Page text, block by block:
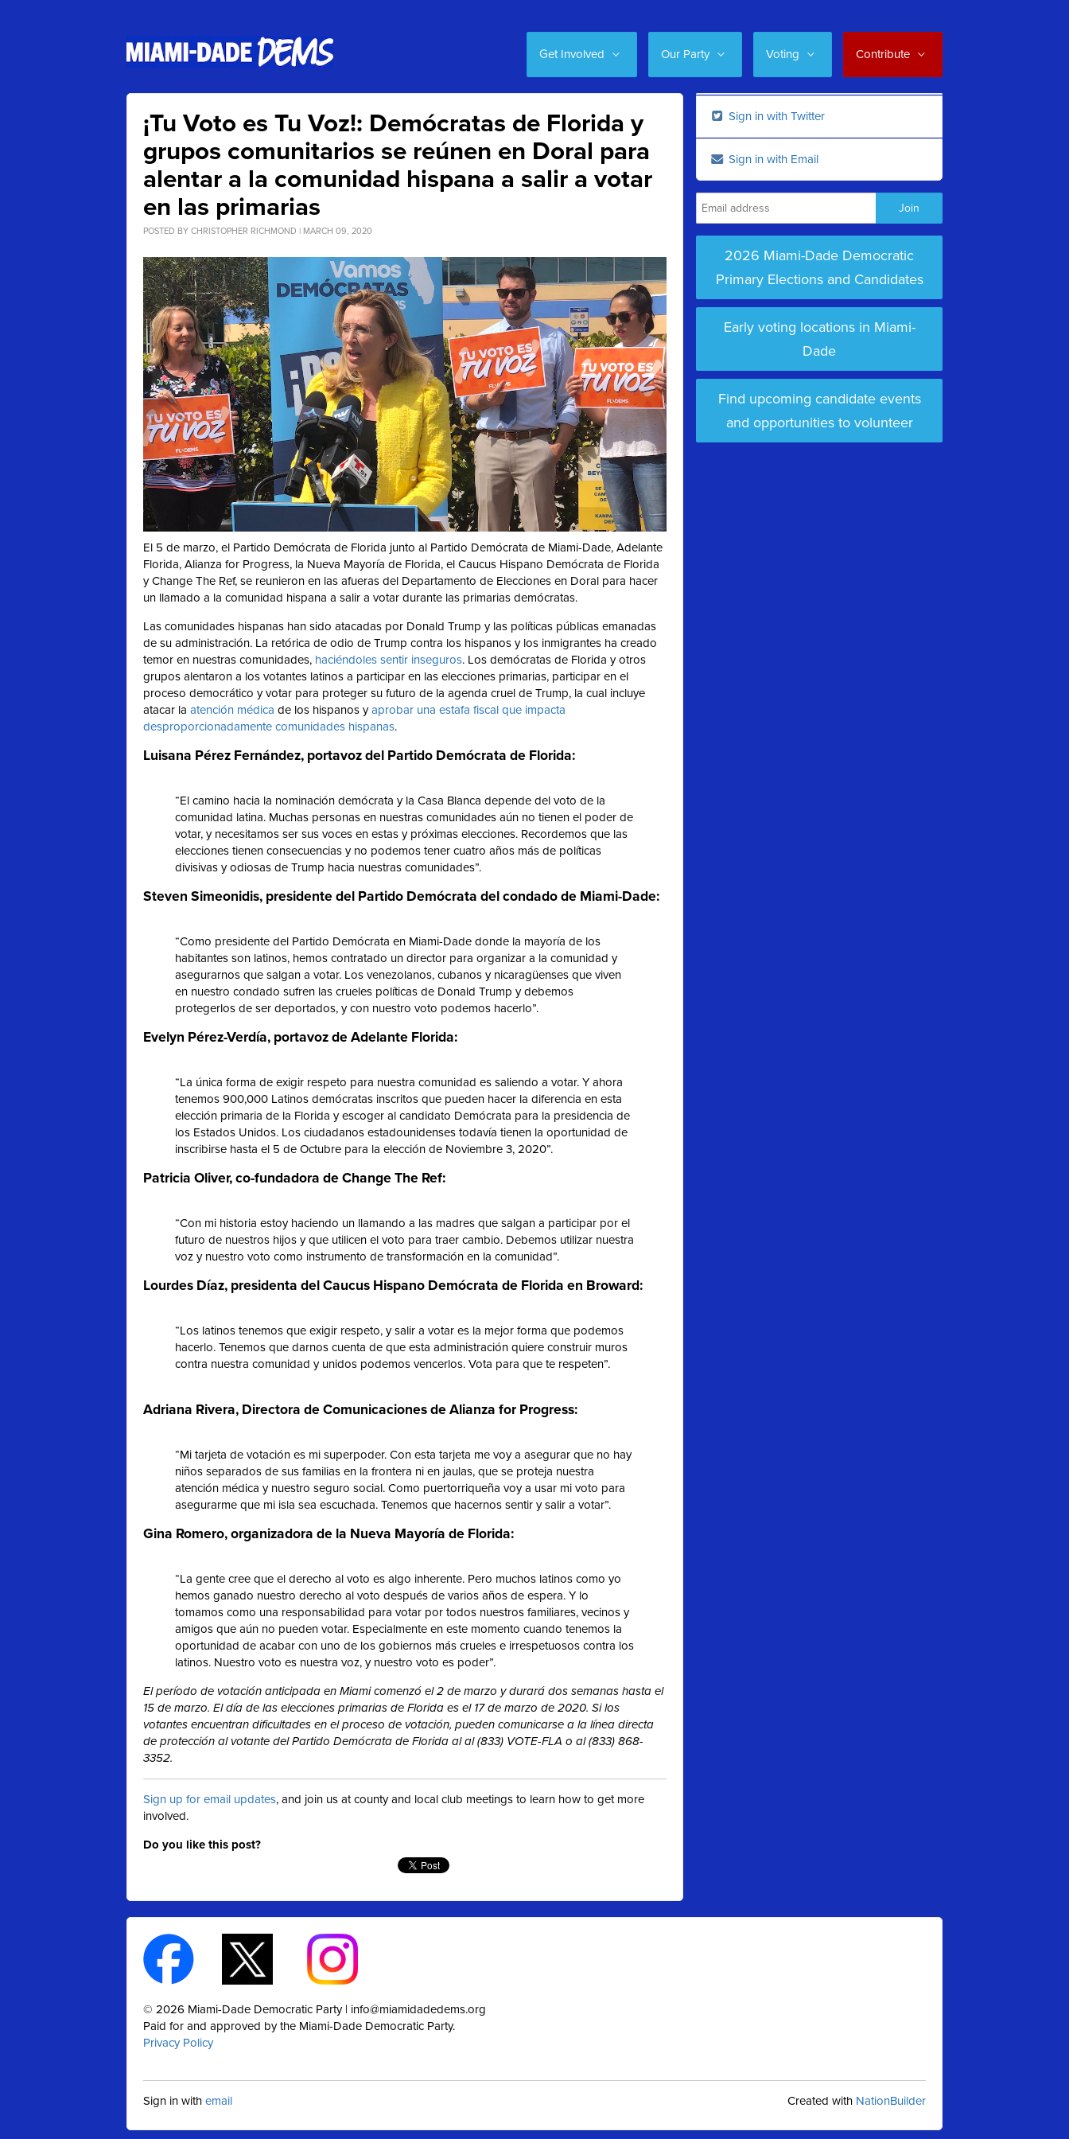
Get Involved Our Party Voting Contribute
¡Tu Voto es Tu Voz!: Demócratas de Florida y
grupos comunitarios se reúnen en Doral para
alentar a la comunidad hispana a salir a votar
en las primarias
POSTED BY CHRISTOPHER RICHMOND | MARCH 09, 2020
El 5 de marzo, el Partido Demócrata de Florida junto al Partido Demócrata de Miami-Dade, Adelante
Florida, Alianza for Progress, la Nueva Mayoría de Florida, el Caucus Hispano Demócrata de Florida
y Change The Ref, se reunieron en las afueras del Departamento de Elecciones en Doral para hacer
un llamado a la comunidad hispana a salir a votar durante las primarias demócratas.
Las comunidades hispanas han sido atacadas por Donald Trump y las políticas públicas emanadas
de su administración. La retórica de odio de Trump contra los hispanos y los inmigrantes ha creado
temor en nuestras comunidades, haciéndoles sentir inseguros. Los demócratas de Florida y otros
grupos alentaron a los votantes latinos a participar en las elecciones primarias, participar en el
proceso democrático y votar para proteger su futuro de la agenda cruel de Trump, la cual incluye
atacar la atención médica de los hispanos y aprobar una estafa fiscal que impacta
desproporcionadamente comunidades hispanas.
Luisana Pérez Fernández, portavoz del Partido Demócrata de Florida:
“El camino hacia la nominación demócrata y la Casa Blanca depende del voto de la
comunidad latina. Muchas personas en nuestras comunidades aún no tienen el poder de
votar, y necesitamos ser sus voces en estas y próximas elecciones. Recordemos que las
elecciones tienen consecuencias y no podemos tener cuatro años más de políticas
divisivas y odiosas de Trump hacia nuestras comunidades”.
Steven Simeonidis, presidente del Partido Demócrata del condado de Miami-Dade:
“Como presidente del Partido Demócrata en Miami-Dade donde la mayoría de los
habitantes son latinos, hemos contratado un director para organizar a la comunidad y
asegurarnos que salgan a votar. Los venezolanos, cubanos y nicaragüenses que viven
en nuestro condado sufren las crueles políticas de Donald Trump y debemos
protegerlos de ser deportados, y con nuestro voto podemos hacerlo”.
Evelyn Pérez-Verdía, portavoz de Adelante Florida:
“La única forma de exigir respeto para nuestra comunidad es saliendo a votar. Y ahora
tenemos 900,000 Latinos demócratas inscritos que pueden hacer la diferencia en esta
elección primaria de la Florida y escoger al candidato Demócrata para la presidencia de
los Estados Unidos. Los ciudadanos estadounidenses todavía tienen la oportunidad de
inscribirse hasta el 5 de Octubre para la elección de Noviembre 3, 2020”.
Patricia Oliver, co-fundadora de Change The Ref:
“Con mi historia estoy haciendo un llamando a las madres que salgan a participar por el
futuro de nuestros hijos y que utilicen el voto para traer cambio. Debemos utilizar nuestra
voz y nuestro voto como instrumento de transformación en la comunidad”.
Lourdes Díaz, presidenta del Caucus Hispano Demócrata de Florida en Broward:
“Los latinos tenemos que exigir respeto, y salir a votar es la mejor forma que podemos
hacerlo. Tenemos que darnos cuenta de que esta administración quiere construir muros
contra nuestra comunidad y unidos podemos vencerlos. Vota para que te respeten”.
Adriana Rivera, Directora de Comunicaciones de Alianza for Progress:
“Mi tarjeta de votación es mi superpoder. Con esta tarjeta me voy a asegurar que no hay
niños separados de sus familias en la frontera ni en jaulas, que se proteja nuestra
atención médica y nuestro seguro social. Como puertorriqueña voy a usar mi voto para
asegurarme que mi isla sea escuchada. Tenemos que hacernos sentir y salir a votar”.
Gina Romero, organizadora de la Nueva Mayoría de Florida:
“La gente cree que el derecho al voto es algo inherente. Pero muchos latinos como yo
hemos ganado nuestro derecho al voto después de varios años de espera. Y lo
tomamos como una responsabilidad para votar por todos nuestros familiares, vecinos y
amigos que aún no pueden votar. Especialmente en este momento cuando tenemos la
oportunidad de acabar con uno de los gobiernos más crueles e irrespetuosos contra los
latinos. Nuestro voto es nuestra voz, y nuestro voto es poder”.
El período de votación anticipada en Miami comenzó el 2 de marzo y durará dos semanas hasta el
15 de marzo. El día de las elecciones primarias de Florida es el 17 de marzo de 2020. Si los
votantes encuentran dificultades en el proceso de votación, pueden comunicarse a la línea directa
de protección al votante del Partido Demócrata de Florida al al (833) VOTE-FLA o al (833) 868-
3352.
Sign up for email updates, and join us at county and local club meetings to learn how to get more
involved.
Do you like this post?
Sign in with Twitter
Sign in with Email
2026 Miami-Dade Democratic
Primary Elections and Candidates
Early voting locations in Miami-
Dade
Find upcoming candidate events
and opportunities to volunteer
© 2026 Miami-Dade Democratic Party | info@miamidadedems.org
Paid for and approved by the Miami-Dade Democratic Party.
Privacy Policy
Sign in with email Created with NationBuilder